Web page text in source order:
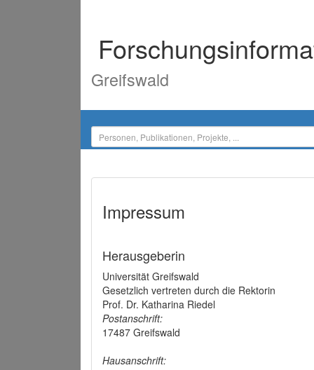
Greifswald
Impressum
Herausgeberin
Universität Greifswald
Gesetzlich vertreten durch die Rektorin
Prof. Dr. Katharina Riedel
Postanschrift:
17487 Greifswald
Hausanschrift: